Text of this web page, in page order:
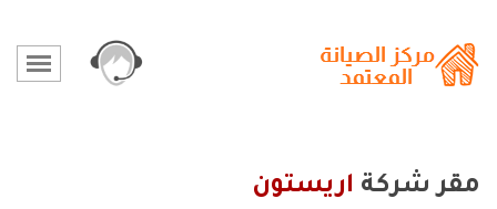
مقر شركة اريستون